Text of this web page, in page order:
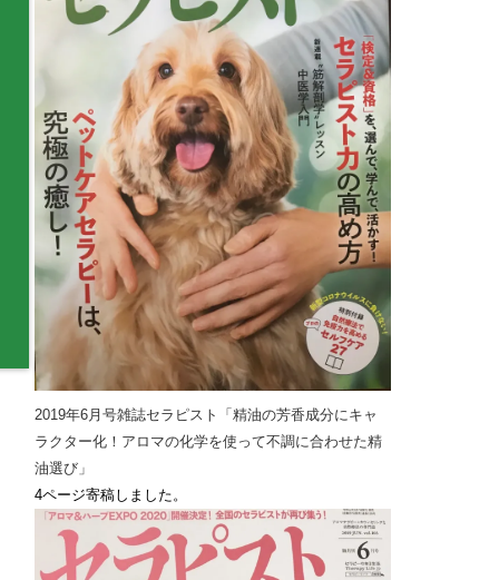
2019年6月号雑誌セラピスト「精油の芳香成分にキャ
ラクター化！アロマの化学を使って不調に合わせた精
油選び」
4ページ寄稿しました。